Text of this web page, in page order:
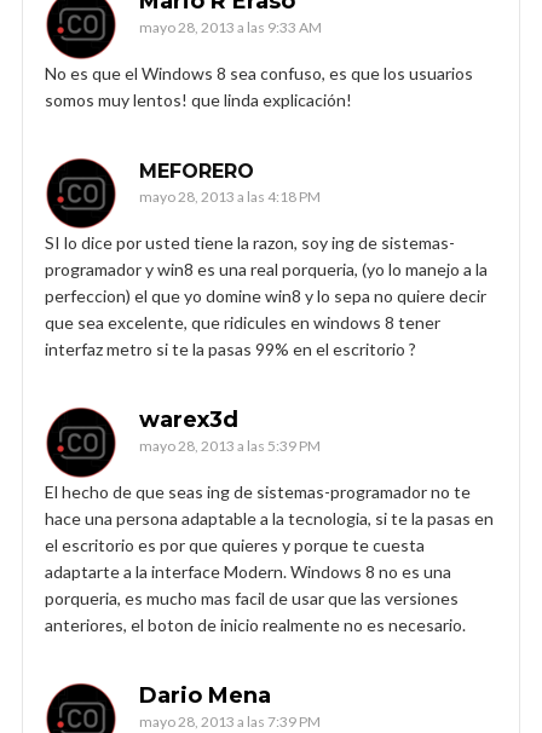
mayo 28, 2013 a las 9:33 AM
No es que el Windows 8 sea confuso, es que los usuarios
somos muy lentos! que linda explicación!
MEFORERO
mayo 28, 2013 a las 4:18 PM
SI lo dice por usted tiene la razon, soy ing de sistemas-
programador y win8 es una real porqueria, (yo lo manejo a la
perfeccion) el que yo domine win8 y lo sepa no quiere decir
que sea excelente, que ridicules en windows 8 tener
interfaz metro si te la pasas 99% en el escritorio ?
warex3d
mayo 28, 2013 a las 5:39 PM
El hecho de que seas ing de sistemas-programador no te
hace una persona adaptable a la tecnologia, si te la pasas en
el escritorio es por que quieres y porque te cuesta
adaptarte a la interface Modern. Windows 8 no es una
porqueria, es mucho mas facil de usar que las versiones
anteriores, el boton de inicio realmente no es necesario.
Dario Mena
mayo 28, 2013 a las 7:39 PM